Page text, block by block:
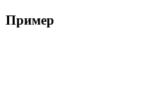
Пример